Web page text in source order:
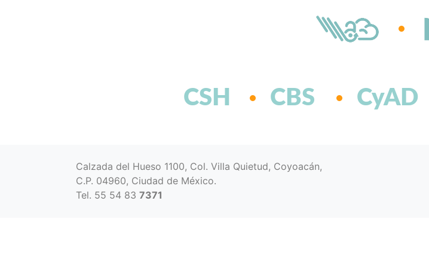
CSH CBS CyAD
Calzada del Hueso 1100, Col. Villa Quietud, Coyoacán,
C.P. 04960, Ciudad de México.
Tel. 55 54 83 7371